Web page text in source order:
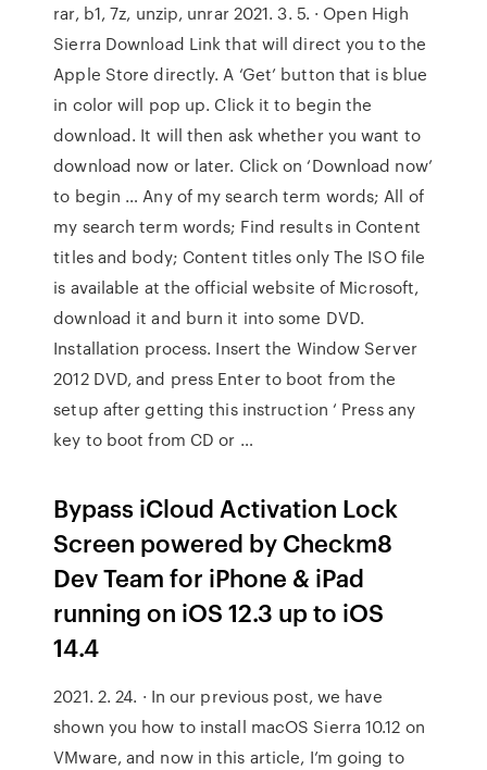
rar, b1, 7z, unzip, unrar 2021. 3. 5. · Open High
Sierra Download Link that will direct you to the
Apple Store directly. A ‘Get’ button that is blue
in color will pop up. Click it to begin the
download. It will then ask whether you want to
download now or later. Click on ‘Download now’
to begin … Any of my search term words; All of
my search term words; Find results in Content
titles and body; Content titles only The ISO file
is available at the official website of Microsoft,
download it and burn it into some DVD.
Installation process. Insert the Window Server
2012 DVD, and press Enter to boot from the
setup after getting this instruction ‘ Press any
key to boot from CD or …
Bypass iCloud Activation Lock
Screen powered by Checkm8
Dev Team for iPhone & iPad
running on iOS 12.3 up to iOS
14.4
2021. 2. 24. · In our previous post, we have
shown you how to install macOS Sierra 10.12 on
VMware, and now in this article, I’m going to